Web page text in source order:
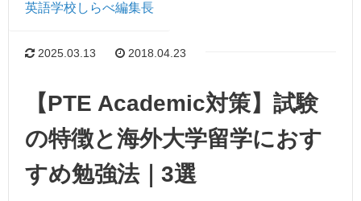
英語学校しらべ編集長
2025.03.13 2018.04.23
【PTE Academic対策】試験
の特徴と海外大学留学におす
すめ勉強法｜3選